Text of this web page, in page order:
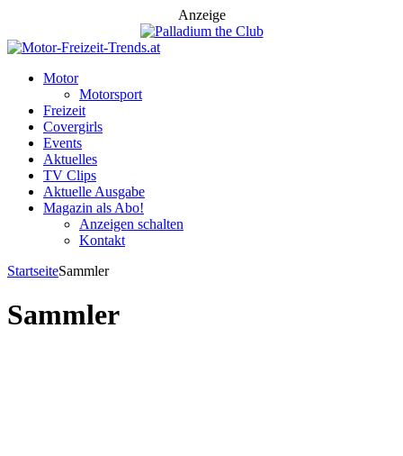
Anzeige
Motor
Motorsport
Freizeit
Covergirls
Events
Aktuelles
TV Clips
Aktuelle Ausgabe
Magazin als Abo!
Anzeigen schalten
Kontakt
StartseiteSammler
Sammler